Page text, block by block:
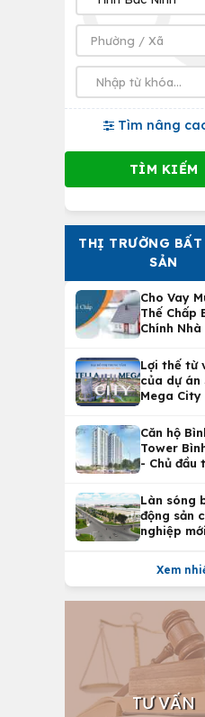
Tìm nâng
THỊ TRƯỜNG
SẢN
Cho Vay
Thế Chấp
Chính Nhà
Nhà Tại
Lợi thế từ
của dự án
Mega City
Căn hộ
Tower
- Chủ đầu
Làn sóng
động sản
nghiệp
Xem
TƯ VẤN